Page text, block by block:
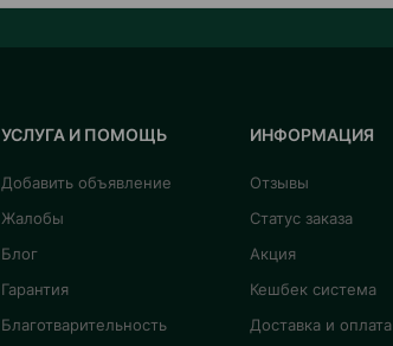
УСЛУГА И ПОМОЩЬ
Добавить объявление
Жалобы
Блог
Гарантия
Благотварительность
ИНФОРМАЦИЯ
Отзывы
Статус заказа
Акция
Кешбек система
Доставка и оплата